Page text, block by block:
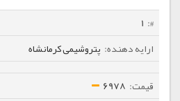
1
پتروشیمی کرمانشاه
6978